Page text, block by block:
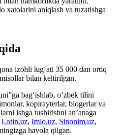
xatolarini aniqlash va tuzatishga
izohli lug‘ati 35 000 dan ortiq
bilan keltirilgan.
bag‘ishlab, o‘zbek tilini
kopirayterlar, blogerlar va
ishga tushirishni an’anaga
Lotin.uz, Imlo.uz, Sinonim.uz,
havola qilgan.